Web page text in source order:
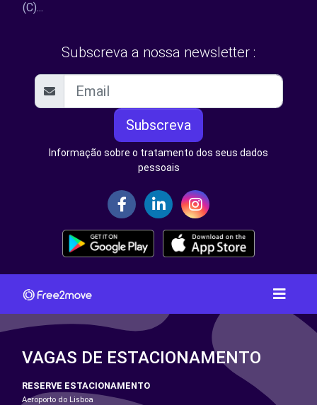
(C)...
Subscreva a nossa newsletter :
Subscreva
Informação sobre o tratamento dos seus dados
pessoais
VAGAS DE ESTACIONAMENTO
RESERVE ESTACIONAMENTO
Aeroporto do Lisboa